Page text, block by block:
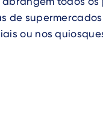
de
ou nos